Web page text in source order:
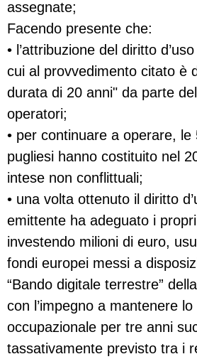
assegnate;
Facendo presente che:
• l’attribuzione del diritto
cui al provvedimento citato è
durata di 20 anni" da parte
operatori;
• per continuare a operare, le
pugliesi hanno costituito nel
intese non conflittuali;
• una volta ottenuto il diritto
emittente ha adeguato i
investendo milioni di euro,
fondi europei messi a
“Bando digitale terrestre”
con l’impegno a mantenere
occupazionale per tre anni
tassativamente previsto tra i